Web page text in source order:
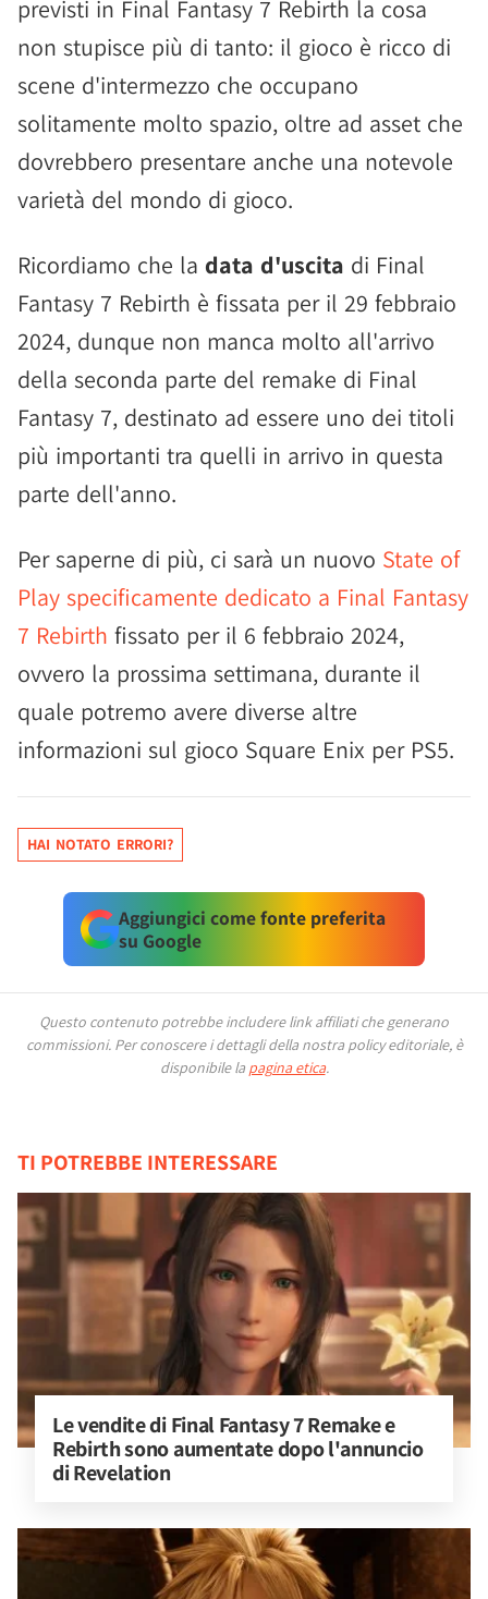
previsti in Final Fantasy 7 Rebirth la cosa
non stupisce più di tanto: il gioco è ricco di
scene d'intermezzo che occupano
solitamente molto spazio, oltre ad asset che
dovrebbero presentare anche una notevole
varietà del mondo di gioco.
Ricordiamo che la data d'uscita di Final
Fantasy 7 Rebirth è fissata per il 29 febbraio
2024, dunque non manca molto all'arrivo
della seconda parte del remake di Final
Fantasy 7, destinato ad essere uno dei titoli
più importanti tra quelli in arrivo in questa
parte dell'anno.
Per saperne di più, ci sarà un nuovo State of
Play specificamente dedicato a Final Fantasy
7 Rebirth fissato per il 6 febbraio 2024,
ovvero la prossima settimana, durante il
quale potremo avere diverse altre
informazioni sul gioco Square Enix per PS5.
HAI NOTATO ERRORI?
Aggiungici come fonte preferita
su Google
Questo contenuto potrebbe includere link affiliati che generano
commissioni. Per conoscere i dettagli della nostra policy editoriale, è
disponibile la pagina etica.
TI POTREBBE INTERESSARE
Le vendite di Final Fantasy 7 Remake e
Rebirth sono aumentate dopo l'annuncio
di Revelation